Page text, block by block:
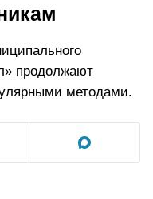
продолжают
методами.